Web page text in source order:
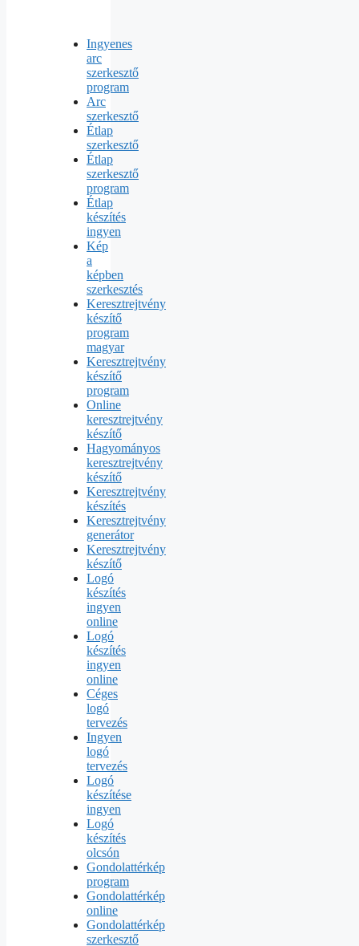
Ingyenes
arc
szerkesztő
program
Arc
szerkesztő
Étlap
szerkesztő
Étlap
szerkesztő
program
Étlap
készítés
ingyen
Kép
a
képben
szerkesztés
Keresztrejtvény
készítő
program
magyar
Keresztrejtvény
készítő
program
Online
keresztrejtvény
készítő
Hagyományos
keresztrejtvény
készítő
Keresztrejtvény
készítés
Keresztrejtvény
generátor
Keresztrejtvény
készítő
Logó
készítés
ingyen
online
Logó
készítés
ingyen
online
Céges
logó
tervezés
Ingyen
logó
tervezés
Logó
készítése
ingyen
Logó
készítés
olcsón
Gondolattérkép
program
Gondolattérkép
online
Gondolattérkép
szerkesztő